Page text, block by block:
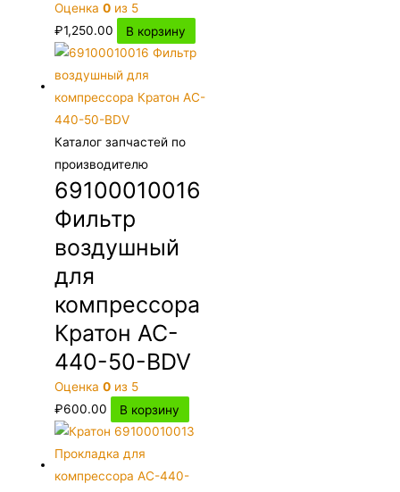
Оценка0 из 5
₽1,250.00 В корзину
Каталог запчастей по
производителю
69100010016
Фильтр
воздушный
для
компрессора
Кратон AC-
440-50-BDV
Оценка0 из 5
₽600.00 В корзину